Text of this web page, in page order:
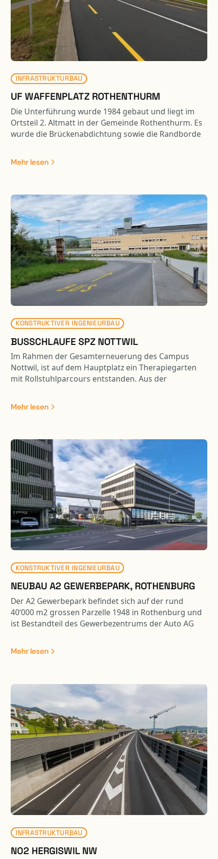
INFRASTRUKTURBAU
UF WAFFENPLATZ ROTHENTHURM
Die Unterführung wurde 1984 gebaut und liegt im
Ortsteil 2. Altmatt in der Gemeinde Rothenthurm. Es
wurde die Brückenabdichtung sowie die Randborde
Kunstbaute erfolgte eine Belagssanierung auf einer
Mehr lesen
KONSTRUKTIVER INGENIEURBAU
BUSSCHLAUFE SPZ NOTTWIL
Im Rahmen der Gesamterneuerung des Campus
Nottwil, ist auf dem Hauptplatz ein Therapiegarten
mit Rollstuhlparcours entstanden. Aus der
Verkehr. Die Linienführung des öffentlichen Verkehrs
und Teile der Umgebung sind mit Fahrzeugen bis 40
Tonnen befahrbar. Der neu gestaltete Hauptplatz ist
zudem für Veranstaltungen nutzbar. Dazu wurden die
bestehenden Tragkonstruktionen mit Stahlpilzen,
CFK-Lamellen und Durchstanzbewehrungen
verstärkt. Zur Optimierung der Deckenbelastungen
bestehen die Aufschüttung zum Teil aus
Schaumglasschotter
Mehr lesen
KONSTRUKTIVER INGENIEURBAU
NEUBAU A2 GEWERBEPARK, ROTHENBURG
Der A2 Gewerbepark befindet sich auf der rund
40‘000 m2 grossen Parzelle 1948 in Rothenburg und
ist Bestandteil des Gewerbezentrums der Auto AG
stehen total 10‘000 m2 für Büro-, Ausstellungs- und
Gewerbeflächen zur Verfügung. Das zugehörige 6-
Gewerbegebäude verbunden. Die Tragwerke beider
Gebäude sind in Stahlbeton-Skelettbauweise
ausgeführt, welche sämtliche Anforderungen an die
Wirtschaftlichkeit und Flexibilität der Bauherrschaft
erfüllen. Damit die Gelenkbusse mit genügendem
Wendekreis in die benachbarte Halle einbiegen
können, ragt das Parking über die entsprechende
Verkehrsfläche. Die auskragenden Parkdecks sind
mittels Stützenvorspannung an den massiven
Dachträgern aufgehängt. Durch die aktive
Krafteinleitung werden die Verformungen der
schlanken Flachdecken auf ein gebrauchstaugliches
Mass begrenzt.
Mehr lesen
INFRASTRUKTURBAU
N02 HERGISWIL NW